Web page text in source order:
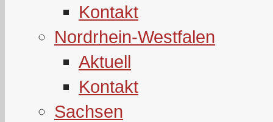
Kontakt
Nordrhein-Westfalen
Aktuell
Kontakt
Sachsen